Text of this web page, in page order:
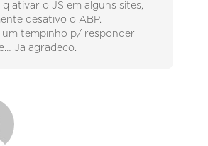
q ativar o JS em alguns sites,
desativo o ABP.
um tempinho p/ responder
Ja agradeco.